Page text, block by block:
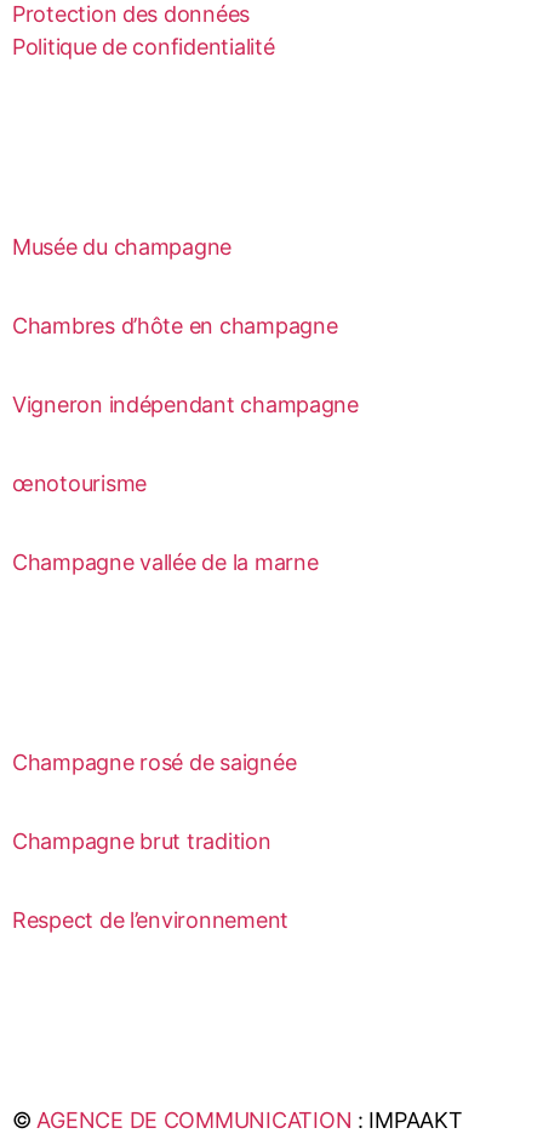
Protection des données
Politique de confidentialité
Musée du champagne
Chambres d’hôte en champagne
Vigneron indépendant champagne
œnotourisme
Champagne vallée de la marne
Champagne rosé de saignée
Champagne brut tradition
Respect de l’environnement
©AGENCE DE COMMUNICATION : IMPAAKT